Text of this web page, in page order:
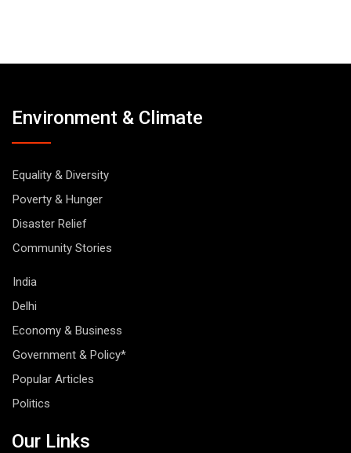
Environment & Climate
Equality & Diversity
Poverty & Hunger
Disaster Relief
Community Stories
India
Delhi
Economy & Business
Government & Policy*
Popular Articles
Politics
Our Links